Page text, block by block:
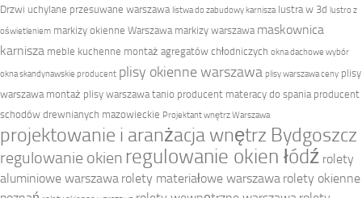
Drzwi uchylane przesuwane warszawa listwa do zabudowy karnisza lustra w 3d lustro z
oświetleniem markizy okienne Warszawa markizy warszawa maskownica
karnisza meble kuchenne montaż agregatów chłodniczych okna dachowe wybór
okna skandynawskie producent plisy okienne warszawa plisy warszawa ceny plisy
warszawa montaż plisy warszawa tanio producent materacy do spania producent
schodów drewnianych mazowieckie Projektant wnętrz Warszawa
projektowanie i aranżacja wnętrz Bydgoszcz
regulowanie okien regulowanie okien łódź rolety
aluminiowe warszawa rolety materiałowe warszawa rolety okienne